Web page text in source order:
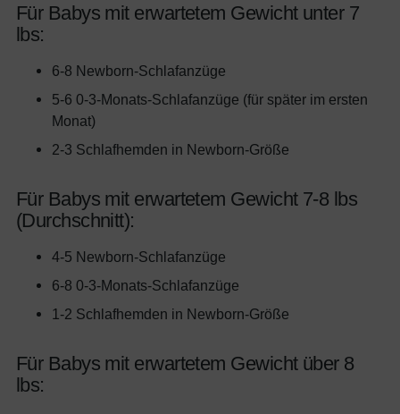
Für Babys mit erwartetem Gewicht unter 7
lbs:
6-8 Newborn-Schlafanzüge
5-6 0-3-Monats-Schlafanzüge (für später im ersten
Monat)
2-3 Schlafhemden in Newborn-Größe
Für Babys mit erwartetem Gewicht 7-8 lbs
(Durchschnitt):
4-5 Newborn-Schlafanzüge
6-8 0-3-Monats-Schlafanzüge
1-2 Schlafhemden in Newborn-Größe
Für Babys mit erwartetem Gewicht über 8
lbs: